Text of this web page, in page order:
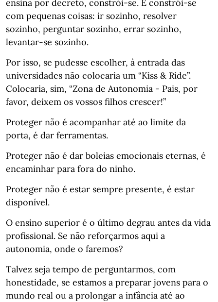
ensina por decreto, constrói-se. E constrói-se
com pequenas coisas: ir sozinho, resolver
sozinho, perguntar sozinho, errar sozinho,
levantar-se sozinho.
Por isso, se pudesse escolher, à entrada das
universidades não colocaria um “Kiss & Ride”.
Colocaria, sim, “Zona de Autonomia - Pais, por
favor, deixem os vossos filhos crescer!”
Proteger não é acompanhar até ao limite da
porta, é dar ferramentas.
Proteger não é dar boleias emocionais eternas, é
encaminhar para fora do ninho.
Proteger não é estar sempre presente, é estar
disponível.
O ensino superior é o último degrau antes da vida
profissional. Se não reforçarmos aqui a
autonomia, onde o faremos?
Talvez seja tempo de perguntarmos, com
honestidade, se estamos a preparar jovens para o
mundo real ou a prolongar a infância até ao